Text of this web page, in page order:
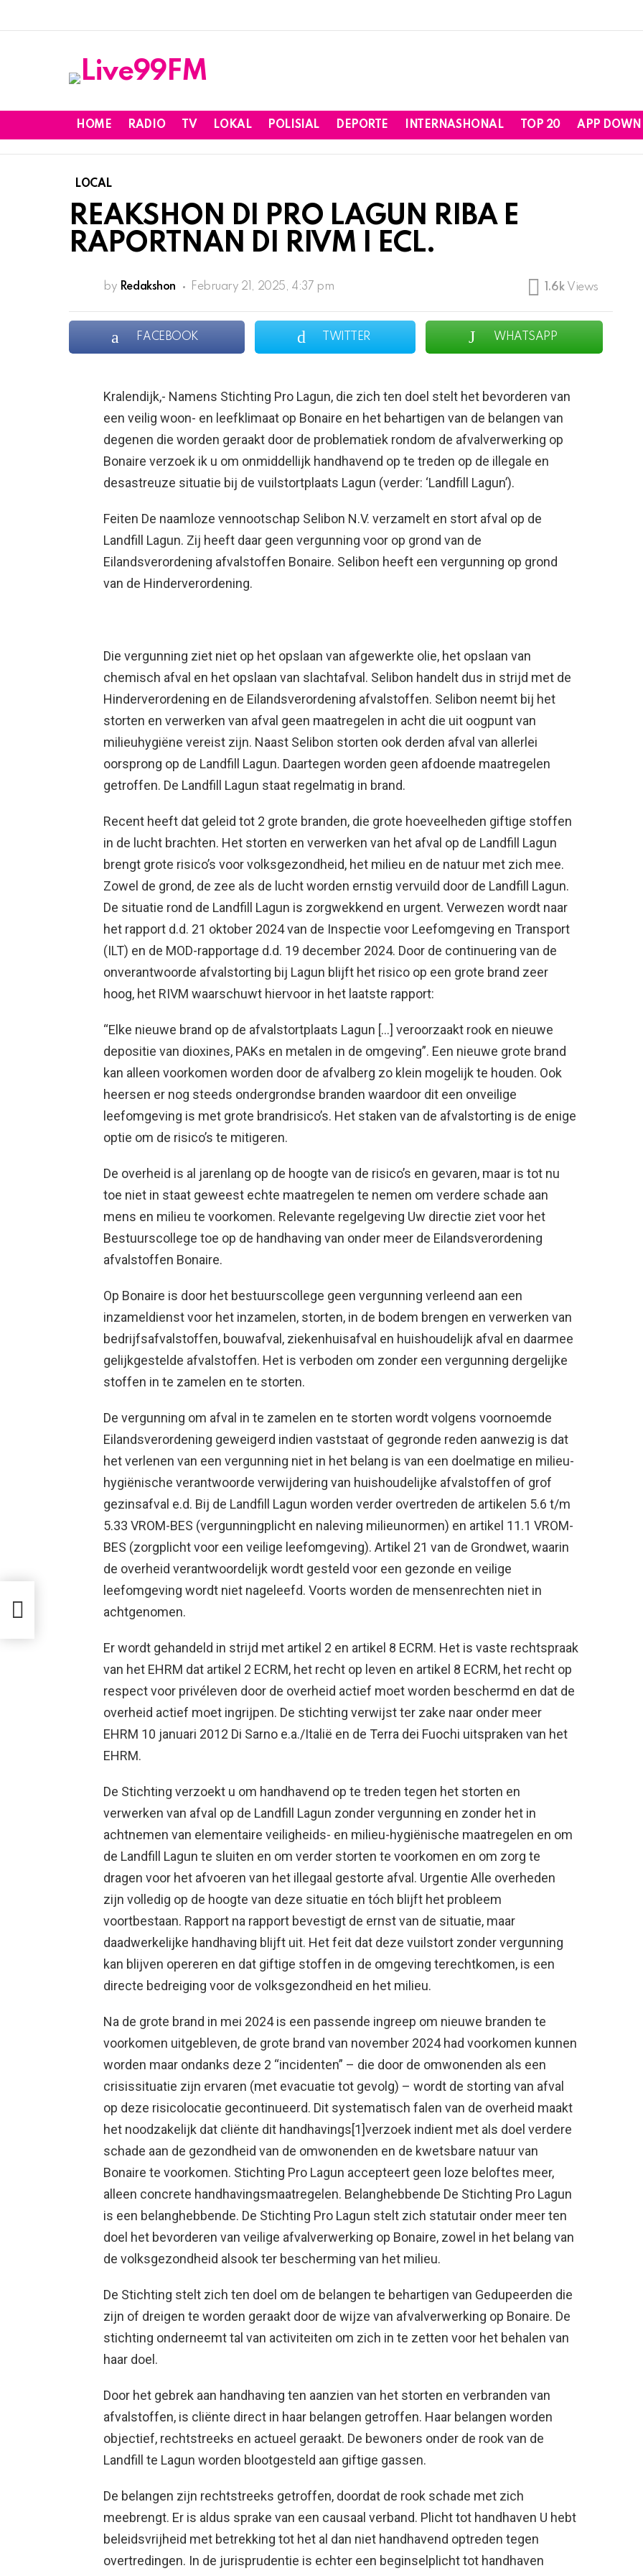
HOME RADIO TV LOKAL POLISIAL DEPORTE INTERNASHONAL TOP 20 APP
LOCAL
REAKSHON DI PRO LAGUN RIBA E
RAPORTNAN DI RIVM I ECL.
by Redakshon February 21, 2025, 4:37 pm 1.6k Views
FACEBOOK TWITTER WHATSAPP
Kralendijk,- Namens Stichting Pro Lagun, die zich ten doel stelt het bevorderen van
een veilig woon- en leefklimaat op Bonaire en het behartigen van de belangen van
degenen die worden geraakt door de problematiek rondom de afvalverwerking op
Bonaire verzoek ik u om onmiddellijk handhavend op te treden op de illegale en
desastreuze situatie bij de vuilstortplaats Lagun (verder: ‘Landfill Lagun’).
Feiten De naamloze vennootschap Selibon N.V. verzamelt en stort afval op de
Landfill Lagun. Zij heeft daar geen vergunning voor op grond van de
Eilandsverordening afvalstoffen Bonaire. Selibon heeft een vergunning op grond
van de Hinderverordening.
Die vergunning ziet niet op het opslaan van afgewerkte olie, het opslaan van
chemisch afval en het opslaan van slachtafval. Selibon handelt dus in strijd met de
Hinderverordening en de Eilandsverordening afvalstoffen. Selibon neemt bij het
storten en verwerken van afval geen maatregelen in acht die uit oogpunt van
milieuhygiëne vereist zijn. Naast Selibon storten ook derden afval van allerlei
oorsprong op de Landfill Lagun. Daartegen worden geen afdoende maatregelen
getroffen. De Landfill Lagun staat regelmatig in brand.
Recent heeft dat geleid tot 2 grote branden, die grote hoeveelheden giftige stoffen
in de lucht brachten. Het storten en verwerken van het afval op de Landfill Lagun
brengt grote risico’s voor volksgezondheid, het milieu en de natuur met zich mee.
Zowel de grond, de zee als de lucht worden ernstig vervuild door de Landfill Lagun.
De situatie rond de Landfill Lagun is zorgwekkend en urgent. Verwezen wordt naar
het rapport d.d. 21 oktober 2024 van de Inspectie voor Leefomgeving en Transport
(ILT) en de MOD-rapportage d.d. 19 december 2024. Door de continuering van de
onverantwoorde afvalstorting bij Lagun blijft het risico op een grote brand zeer
hoog, het RIVM waarschuwt hiervoor in het laatste rapport:
“Elke nieuwe brand op de afvalstortplaats Lagun […] veroorzaakt rook en nieuwe
depositie van dioxines, PAKs en metalen in de omgeving”. Een nieuwe grote brand
kan alleen voorkomen worden door de afvalberg zo klein mogelijk te houden. Ook
heersen er nog steeds ondergrondse branden waardoor dit een onveilige
leefomgeving is met grote brandrisico’s. Het staken van de afvalstorting is de enige
optie om de risico’s te mitigeren.
De overheid is al jarenlang op de hoogte van de risico’s en gevaren, maar is tot nu
toe niet in staat geweest echte maatregelen te nemen om verdere schade aan
mens en milieu te voorkomen. Relevante regelgeving Uw directie ziet voor het
Bestuurscollege toe op de handhaving van onder meer de Eilandsverordening
afvalstoffen Bonaire.
Op Bonaire is door het bestuurscollege geen vergunning verleend aan een
inzameldienst voor het inzamelen, storten, in de bodem brengen en verwerken van
bedrijfsafvalstoffen, bouwafval, ziekenhuisafval en huishoudelijk afval en daarmee
gelijkgestelde afvalstoffen. Het is verboden om zonder een vergunning dergelijke
stoffen in te zamelen en te storten.
De vergunning om afval in te zamelen en te storten wordt volgens voornoemde
Eilandsverordening geweigerd indien vaststaat of gegronde reden aanwezig is dat
het verlenen van een vergunning niet in het belang is van een doelmatige en milieu-
hygiënische verantwoorde verwijdering van huishoudelijke afvalstoffen of grof
gezinsafval e.d. Bij de Landfill Lagun worden verder overtreden de artikelen 5.6 t/m
5.33 VROM-BES (vergunningplicht en naleving milieunormen) en artikel 11.1 VROM-
BES (zorgplicht voor een veilige leefomgeving). Artikel 21 van de Grondwet, waarin
de overheid verantwoordelijk wordt gesteld voor een gezonde en veilige
leefomgeving wordt niet nageleefd. Voorts worden de mensenrechten niet in
achtgenomen.
Er wordt gehandeld in strijd met artikel 2 en artikel 8 ECRM. Het is vaste rechtspraak
van het EHRM dat artikel 2 ECRM, het recht op leven en artikel 8 ECRM, het recht op
respect voor privéleven door de overheid actief moet worden beschermd en dat de
overheid actief moet ingrijpen. De stichting verwijst ter zake naar onder meer
EHRM 10 januari 2012 Di Sarno e.a./Italië en de Terra dei Fuochi uitspraken van het
EHRM.
De Stichting verzoekt u om handhavend op te treden tegen het storten en
verwerken van afval op de Landfill Lagun zonder vergunning en zonder het in
achtnemen van elementaire veiligheids- en milieu-hygiënische maatregelen en om
de Landfill Lagun te sluiten en om verder storten te voorkomen en om zorg te
dragen voor het afvoeren van het illegaal gestorte afval. Urgentie Alle overheden
zijn volledig op de hoogte van deze situatie en tóch blijft het probleem
voortbestaan. Rapport na rapport bevestigt de ernst van de situatie, maar
daadwerkelijke handhaving blijft uit. Het feit dat deze vuilstort zonder vergunning
kan blijven opereren en dat giftige stoffen in de omgeving terechtkomen, is een
directe bedreiging voor de volksgezondheid en het milieu.
Na de grote brand in mei 2024 is een passende ingreep om nieuwe branden te
voorkomen uitgebleven, de grote brand van november 2024 had voorkomen kunnen
worden maar ondanks deze 2 “incidenten” – die door de omwonenden als een
crisissituatie zijn ervaren (met evacuatie tot gevolg) – wordt de storting van afval
op deze risicolocatie gecontinueerd. Dit systematisch falen van de overheid maakt
het noodzakelijk dat cliënte dit handhavings[1]verzoek indient met als doel verdere
schade aan de gezondheid van de omwonenden en de kwetsbare natuur van
Bonaire te voorkomen. Stichting Pro Lagun accepteert geen loze beloftes meer,
alleen concrete handhavingsmaatregelen. Belanghebbende De Stichting Pro Lagun
is een belanghebbende. De Stichting Pro Lagun stelt zich statutair onder meer ten
doel het bevorderen van veilige afvalverwerking op Bonaire, zowel in het belang van
de volksgezondheid alsook ter bescherming van het milieu.
De Stichting stelt zich ten doel om de belangen te behartigen van Gedupeerden die
zijn of dreigen te worden geraakt door de wijze van afvalverwerking op Bonaire. De
stichting onderneemt tal van activiteiten om zich in te zetten voor het behalen van
haar doel.
Door het gebrek aan handhaving ten aanzien van het storten en verbranden van
afvalstoffen, is cliënte direct in haar belangen getroffen. Haar belangen worden
objectief, rechtstreeks en actueel geraakt. De bewoners onder de rook van de
Landfill te Lagun worden blootgesteld aan giftige gassen.
De belangen zijn rechtstreeks getroffen, doordat de rook schade met zich
meebrengt. Er is aldus sprake van een causaal verband. Plicht tot handhaven U hebt
beleidsvrijheid met betrekking tot het al dan niet handhavend optreden tegen
overtredingen. In de jurisprudentie is echter een beginselplicht tot handhaven